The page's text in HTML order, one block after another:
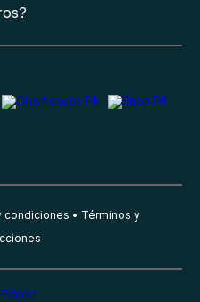
condiciones
Términos y